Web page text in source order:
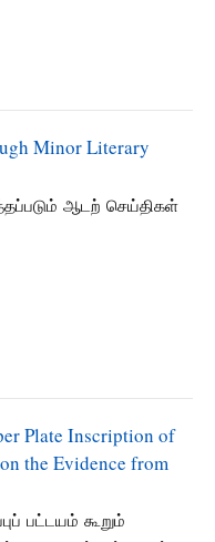
Minor Literary
ஆடற் செய்திகள்
Plate Inscription of
the Evidence from
பட்டயம் கூறும்